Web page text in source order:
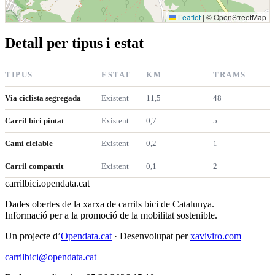
Leaflet | © OpenStreetMap
Detall per tipus i estat
TIPUS ESTAT KM TRAMS
Via ciclista segregada Existent 11,5 48
Carril bici pintat Existent 0,7 5
Camí ciclable Existent 0,2 1
Carril compartit Existent 0,1 2
carrilbici.opendata.cat
Dades obertes de la xarxa de carrils bici de Catalunya.
Informació per a la promoció de la mobilitat sostenible.
Un projecte d’Opendata.cat · Desenvolupat perxaviviro.com
carrilbici@opendata.cat